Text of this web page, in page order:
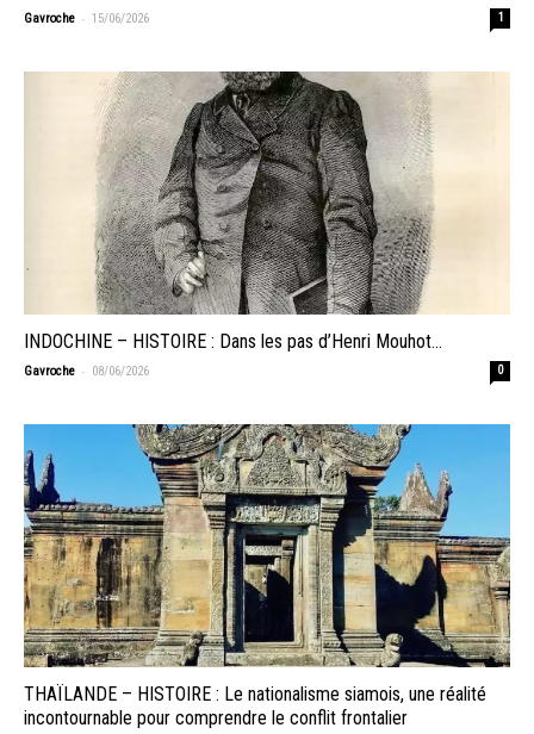
Gavroche - 15/06/2026 1
INDOCHINE – HISTOIRE : Dans les pas d’Henri Mouhot…
Gavroche - 08/06/2026 0
THAÏLANDE – HISTOIRE : Le nationalisme siamois, une réalité
incontournable pour comprendre le conflit frontalier